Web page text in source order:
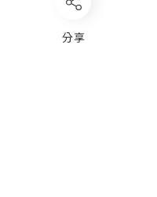
分享